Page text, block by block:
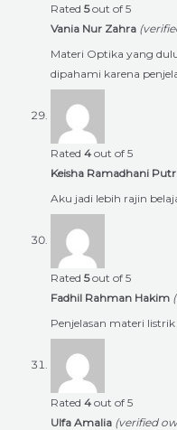
Rated 5out of 5
Vania Nur Zahra
Materi Optika yang
dipahami karena
Rated 4 out of 5
Keisha Ramadhani
Aku jadi lebih rajin
Rated 5out of 5
Fadhil Rahman Hakim
Penjelasan materi
Rated 4 out of 5
Ulfa Amalia (verified